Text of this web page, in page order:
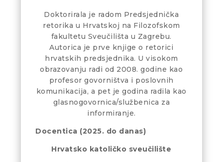
Doktorirala je radom Predsjednička
retorika u Hrvatskoj na Filozofskom
fakultetu Sveučilišta u Zagrebu.
Autorica je prve knjige o retorici
hrvatskih predsjednika. U visokom
obrazovanju radi od 2008. godine kao
profesor govorništva i poslovnih
komunikacija, a pet je godina radila kao
glasnogovornica/službenica za
informiranje.
Docentica (2025. do danas)
Hrvatsko katoličko sveučilište